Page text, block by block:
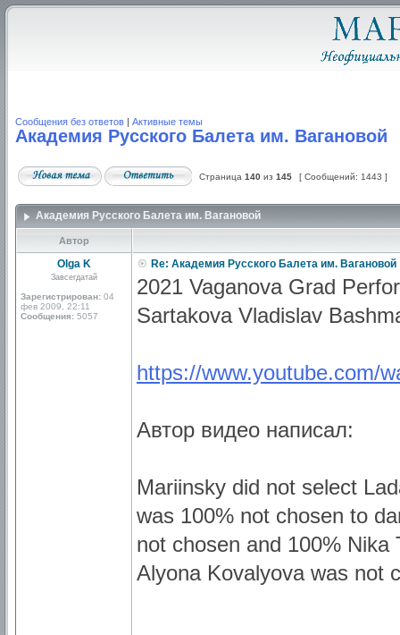
Сообщения без ответов | Активные темы
Академия Русского Балета им. Вагановой
Страница 140 из 145 [ Сообщений: 1443 ]
Академия Русского Балета им. Вагановой
Автор
Olga K
Завсегдатай
Зарегистрирован: 04
фев 2009, 22:11
Сообщения: 5057
Re: Академия Русского Балета им. Вагановой
2021 Vaganova Grad
Sartakova Vladislav
https://www.youtube.com/
Автор видео написал:
Mariinsky did not select
was 100% not chosen to
not chosen and 100% Nika
Alyona Kovalyova was not